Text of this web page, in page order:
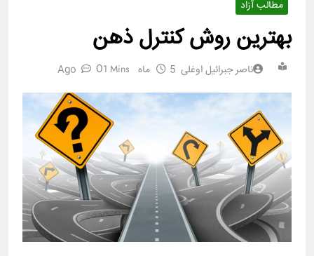
مطالب آزاد
بهترین روش کنترل ذهن
ناصر جبرائیل اوغلی 5 ماه Ago 01 Mins